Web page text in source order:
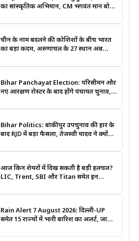
का सांस्कृतिक अभियान, CM भगवंत मान बोले-
चीन के नाम बदलने की कोशिशों के बीच भारत
का बड़ा कदम, अरुणाचल के 27 स्थान अब
Bihar Panchayat Election: परिसीमन और
नए आरक्षण रोस्टर के बाद होंगे पंचायत चुनाव,
Bihar Politics: बांकीपुर उपचुनाव की हार के
बाद RJD में बड़ा फैसला, तेजस्वी यादव ने क्यों
आज किन शेयरों में दिख सकती है बड़ी हलचल?
LIC, Trent, SBI और Titan समेत इन
Rain Alert 7 August 2026: दिल्ली-UP
समेत 15 राज्यों में भारी बारिश का अलर्ट, जानिए